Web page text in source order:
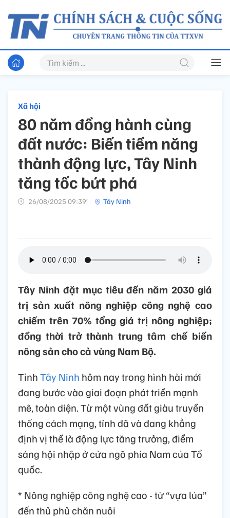
Xã hội
80 năm đồng hành cùng
đất nước: Biến tiềm năng
thành động lực, Tây Ninh
tăng tốc bứt phá
26/08/2025 09:39’ Tây Ninh
Tây Ninh đặt mục tiêu đến năm 2030 giá
trị sản xuất nông nghiệp công nghệ cao
chiếm trên 70% tổng giá trị nông nghiệp;
đồng thời trở thành trung tâm chế biến
nông sản cho cả vùng Nam Bộ.
TỉnhTây Ninh hôm nay trong hình hài mới
đang bước vào giai đoạn phát triển mạnh
mẽ, toàn diện. Từ một vùng đất giàu truyền
thống cách mạng, tỉnh đã và đang khẳng
định vị thế là động lực tăng trưởng, điểm
sáng hội nhập ở cửa ngõ phía Nam của Tổ
quốc.
* Nông nghiệp công nghệ cao - từ “vựa lúa”
đến thủ phủ chăn nuôi